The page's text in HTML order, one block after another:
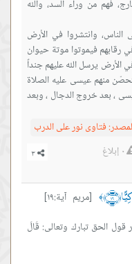
فهم من وراء السد، والله
وانتشروا في الأرض
رقابهم فيموتوا موتة حيوان
الأرض يرسل الله عليهم جنداً
منهم عيسى عليه الصلاة
، بعد خروج الدجال ، وبعد
فتاوى نور على الدرب
٠ إبلاغ
﴾
[مريم آية:١٩]
الحق تبارك وتعالى: قَالَ